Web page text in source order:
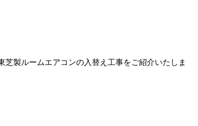
製ルームエアコンの入替え工事をご紹介いたしま